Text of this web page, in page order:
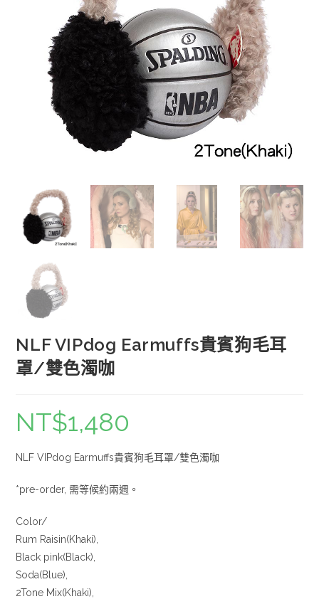
NLF VIPdog Earmuffs貴賓狗毛耳
罩/雙色濁咖
NT$1,480
NLF VIPdog Earmuffs貴賓狗毛耳罩/雙色濁咖
*pre-order, 需等候約兩週。
Color/
Rum Raisin(Khaki),
Black pink(Black),
Soda(Blue),
2Tone Mix(Khaki),